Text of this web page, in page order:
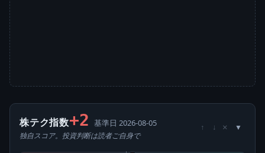
株テク指数+2 基準日 2026-08-05
独自スコア。投資判断は読者ご自身で
↑ ↓ ×